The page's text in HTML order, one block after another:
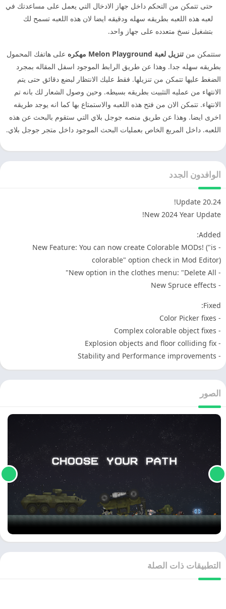
حتى تتمكن من التحكم داخل جهاز الادخال التي يعمل على مساعدتك في
لعبه هذه اللعبه بطريقه سهله ودقيقه ايضا لان هذه اللعبه تسمح لك
بتشغيل نسخ متعدده على جهاز واحد.
ستتمكن من تنزيل لعبة Melon Playground مهكره
على هاتفك المحمول
بطريقه سهله جدا. وهذا عن طريق الرابط الموجود اسفل المقاله بمجرد
الضغط عليها تتمكن من تنزيلها. فقط عليك الانتظار لبضع دقائق حتى يتم
الانتهاء من عمليه التثبيت بطريقه بسيطه. وحين وصول الشعار لك بانه تم
الانتهاء. تتمكن الان من فتح هذه اللعبه والاستمتاع بها كما انه يوجد طريقه
اخرى ايضا. وهذا عن طريق منصه جوجل بلاي التي ستقوم بالبحث عن هذه
اللعبه. داخل المربع الخاص بعمليات البحث الموجود داخل متجر جوجل بلاي.
الوافدون الجدد
Update 20.24!
New 2024 Year Update!
Added:
- New Feature: You can now create Colorable MODs! ("is
colorable" option check in Mod Editor)
- New option in the clothes menu: "Delete All"
- New Spruce effects
Fixed:
- Color Picker fixes
- Complex colorable object fixes
- Explosion objects and floor colliding fix
- Stability and Performance improvements
الصور
التطبيقات ذات الصلة